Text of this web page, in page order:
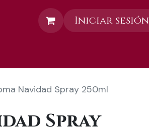
Iniciar sesión
Navidad Spray 250ml
Spray